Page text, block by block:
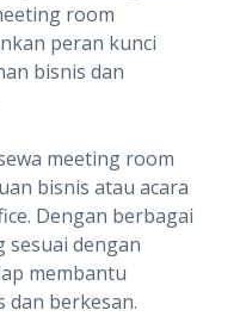
room
peran kunci
bisnis dan
meeting room
bisnis atau acara
Dengan berbagai
dengan
membantu
dan berkesan.